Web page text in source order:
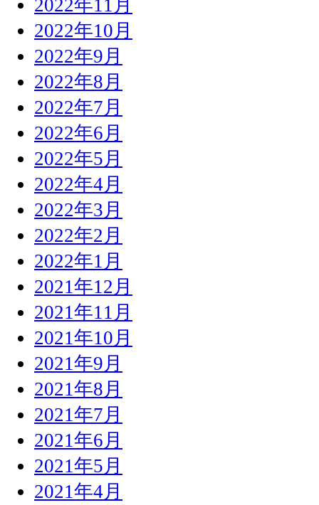
2022年11月
2022年10月
2022年9月
2022年8月
2022年7月
2022年6月
2022年5月
2022年4月
2022年3月
2022年2月
2022年1月
2021年12月
2021年11月
2021年10月
2021年9月
2021年8月
2021年7月
2021年6月
2021年5月
2021年4月